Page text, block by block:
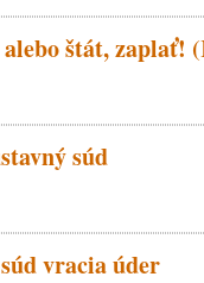
štát, zaplať!
súd
vracia úder